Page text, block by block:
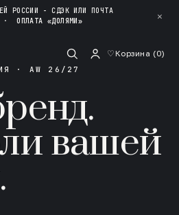
РОССИИ - СДЭК ИЛИ ПОЧТА
ОПЛАТА «ДОЛЯМИ» ✕
♡Корзина (0)
· AW 26/27
вашей